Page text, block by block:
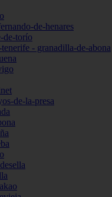
de-henares
de-torío
- granadilla-de-abona
de-la-presa